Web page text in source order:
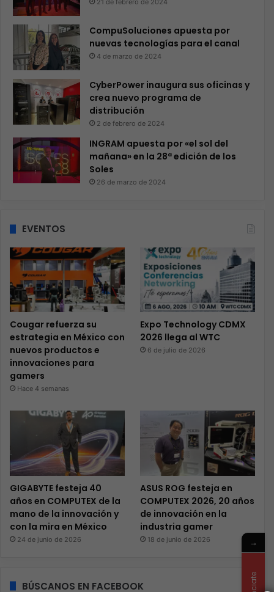
21 de febrero de 2024
CompuSoluciones apuesta por
nuevas tecnologías para el canal
4 de marzo de 2024
CyberPower inaugura sus oficinas y
crea nuevo programa de
distribución
2 de febrero de 2024
INGRAM apuesta por «el sol del
mañana» en la 28ª edición de los
Soles
26 de marzo de 2024
EVENTOS
Cougar refuerza su
estrategia en México con
nuevos productos e
innovaciones para
gamers
Hace 4 semanas
Expo Technology CDMX
2026 llega al WTC
6 de julio de 2026
GIGABYTE festeja 40
años en COMPUTEX de la
mano de la innovación y
con la mira en México
24 de junio de 2026
ASUS ROG festeja en
COMPUTEX 2026, 20 años
de innovación en la
industria gamer
18 de junio de 2026
BÚSCANOS EN FACEBOOK
→